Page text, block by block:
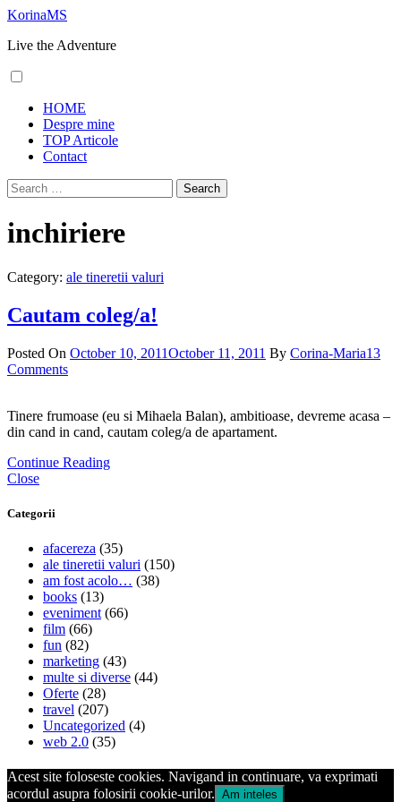
Skip
content
KorinaMS
Live the Adventure
Menu
HOME
Despre mine
TOP Articole
Contact
Search
for:
inchiriere
Category: ale tineretii valuri
Cautam coleg/a!
Posted On October 10, 2011October 11, 2011 By Corina-Maria13
Comments
Tinere frumoase (eu si Mihaela Balan), ambitioase, devreme acasa –
din cand in cand, cautam coleg/a de apartament.
Continue Reading
Close
Categorii
afacereza (35)
ale tineretii valuri (150)
am fost acolo… (38)
books (13)
eveniment (66)
film (66)
fun (82)
marketing (43)
multe si diverse (44)
Oferte (28)
travel (207)
Uncategorized (4)
web 2.0 (35)
Acest site foloseste cookies. Navigand in continuare, va exprimati
acordul asupra folosirii cookie-urilor. Am inteles